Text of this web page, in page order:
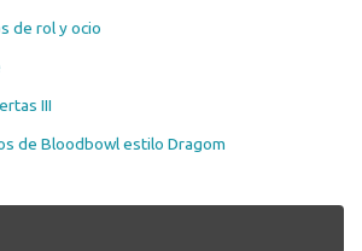
de rol y ocio
III
de Bloodbowl estilo Dragom